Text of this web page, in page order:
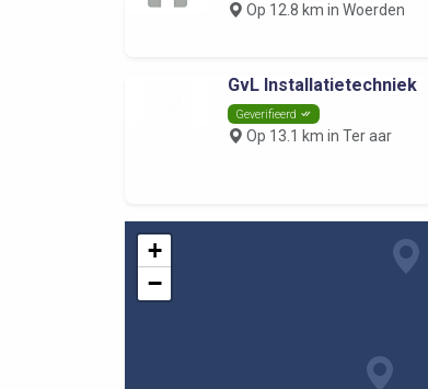
Op 12.8 km in Woerden
GvL Installatietechniek
Geverifieerd
Op 13.1 km in Ter aar
+
−